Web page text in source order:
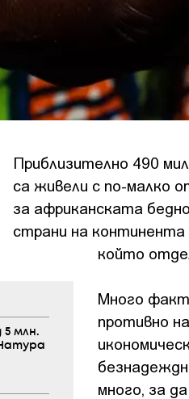
5 млн.
Приблизително 490
са живели с по-малко
за африканската
страни на
който
Много
противно
много, за